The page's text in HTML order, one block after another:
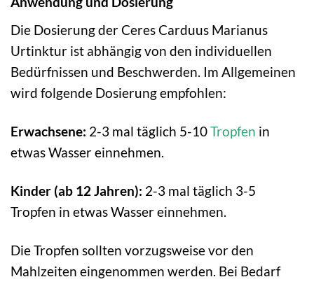
Die Dosierung der Ceres Carduus Marianus
Urtinktur ist abhängig von den individuellen
Bedürfnissen und Beschwerden. Im Allgemeinen
wird folgende Dosierung empfohlen:
Erwachsene: 2-3 mal täglich 5-10Tropfen in
etwas Wasser einnehmen.
Kinder (ab 12 Jahren): 2-3 mal täglich 3-5
Tropfen in etwas Wasser einnehmen.
Die Tropfen sollten vorzugsweise vor den
Mahlzeiten eingenommen werden. Bei Bedarf